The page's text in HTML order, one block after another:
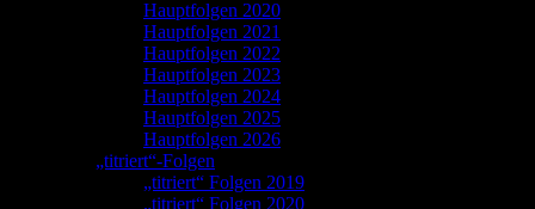
Hauptfolgen 2020
Hauptfolgen 2021
Hauptfolgen 2022
Hauptfolgen 2023
Hauptfolgen 2024
Hauptfolgen 2025
Hauptfolgen 2026
„titriert“-Folgen
„titriert“ Folgen 2019
„titriert“ Folgen 2020